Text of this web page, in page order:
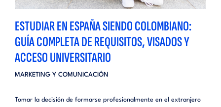
ESTUDIAR EN ESPAÑA SIENDO COLOMBIANO:
GUÍA COMPLETA DE REQUISITOS, VISADOS Y
ACCESO UNIVERSITARIO
MARKETING Y COMUNICACIÓN
Tomar la decisión de formarse profesionalmente en el extranjero